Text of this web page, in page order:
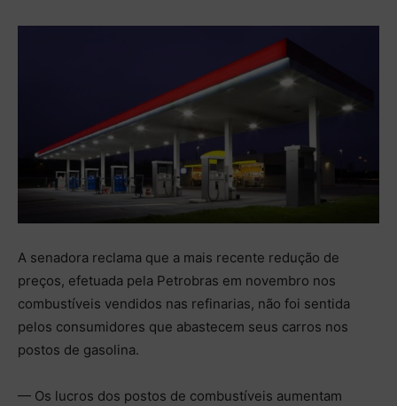
A senadora reclama que a mais recente redução de
preços, efetuada pela Petrobras em novembro nos
combustíveis vendidos nas refinarias, não foi sentida
pelos consumidores que abastecem seus carros nos
postos de gasolina.
— Os lucros dos postos de combustíveis aumentam